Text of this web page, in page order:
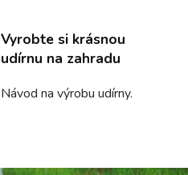
Vyrobte si krásnou
udírnu na zahradu
Návod na výrobu udírny.